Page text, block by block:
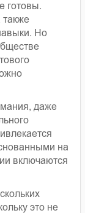
готовы.
также
Но
даже
на
включаются
это не